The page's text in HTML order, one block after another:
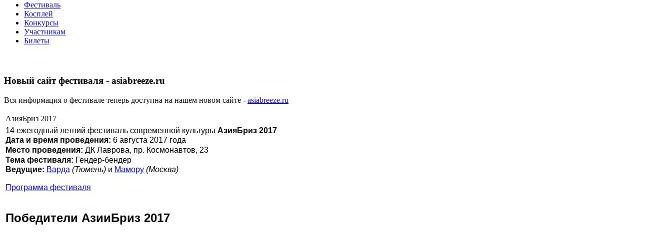
Фестиваль
Косплей
Конкурсы
Участникам
Билеты
Новый сайт фестиваля - asiabreeze.ru
Вся информация о фестивале теперь доступна на нашем новом сайте - asiabreeze.ru
АзияБриз 2017
14 ежегодный летний фестиваль современной культуры АзияБриз 2017
Дата и время проведения: 6 августа 2017 года
Место проведения: ДК Лаврова, пр. Космонавтов, 23
Тема фестиваля: Гендер-бендер
Ведущие: Варда (Тюмень) и Мамору (Москва)
Программа фестиваля
Победители АзииБриз 2017